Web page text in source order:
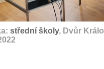
střední školy, Dvůr